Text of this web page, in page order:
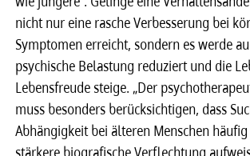
nicht nur eine rasche Verbesserung bei
Symptomen erreicht, sondern es werde
psychische Belastung reduziert und die
Lebensfreude steige. „Der
muss besonders berücksichtigen, dass
Abhängigkeit bei älteren Menschen
stärkere biografische Verflechtung